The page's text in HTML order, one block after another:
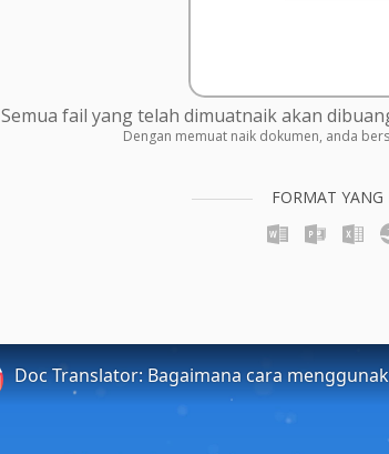
Semua fail yang telah dimuatnaik akan
Dengan memuat naik dokumen, anda
FORMAT